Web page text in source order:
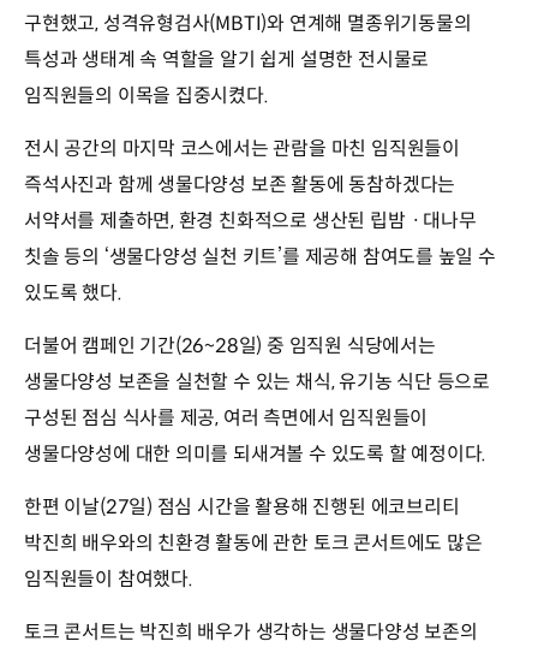
구현했고, 성격유형검사(MBTI)와 연계해 멸종위기동물의
특성과 생태계 속 역할을 알기 쉽게 설명한 전시물로
임직원들의 이목을 집중시켰다.
전시 공간의 마지막 코스에서는 관람을 마친 임직원들이
즉석사진과 함께 생물다양성 보존 활동에 동참하겠다는
서약서를 제출하면, 환경 친화적으로 생산된 립밤ㆍ대나무
칫솔 등의 ‘생물다양성 실천 키트’를 제공해 참여도를 높일 수
있도록 했다.
더불어 캠페인 기간(26~28일) 중 임직원 식당에서는
생물다양성 보존을 실천할 수 있는 채식, 유기농 식단 등으로
구성된 점심 식사를 제공, 여러 측면에서 임직원들이
생물다양성에 대한 의미를 되새겨볼 수 있도록 할 예정이다.
한편 이날(27일) 점심 시간을 활용해 진행된 에코브리티
박진희 배우와의 친환경 활동에 관한 토크 콘서트에도 많은
임직원들이 참여했다.
토크 콘서트는 박진희 배우가 생각하는 생물다양성 보존의